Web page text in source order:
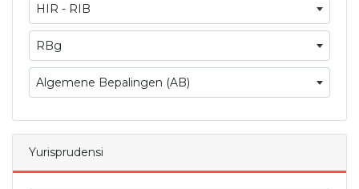
HIR - RIB
RBg
Algemene Bepalingen (AB)
Yurisprudensi